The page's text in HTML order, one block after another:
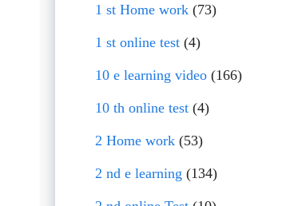
1 st Home work (73)
1 st online test (4)
10 e learning video (166)
10 th online test (4)
2 Home work (53)
2 nd e learning (134)